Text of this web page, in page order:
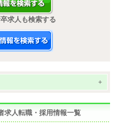
求人も検索する
+
求人転職・採用情報一覧